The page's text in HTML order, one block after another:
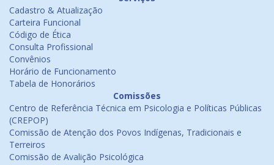
Cadastro & Atualização
Carteira Funcional
Código de Ética
Consulta Profissional
Convênios
Horário de Funcionamento
Tabela de Honorários
Comissões
Centro de Referência Técnica em Psicologia e Políticas Públicas
(CREPOP)
Comissão de Atenção dos Povos Indígenas, Tradicionais e
Terreiros
Comissão de Avalição Psicológica